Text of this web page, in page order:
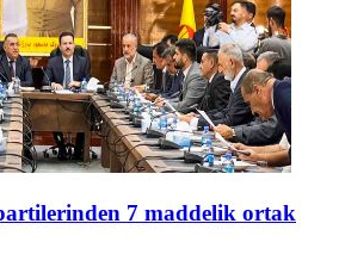
7 maddelik ortak